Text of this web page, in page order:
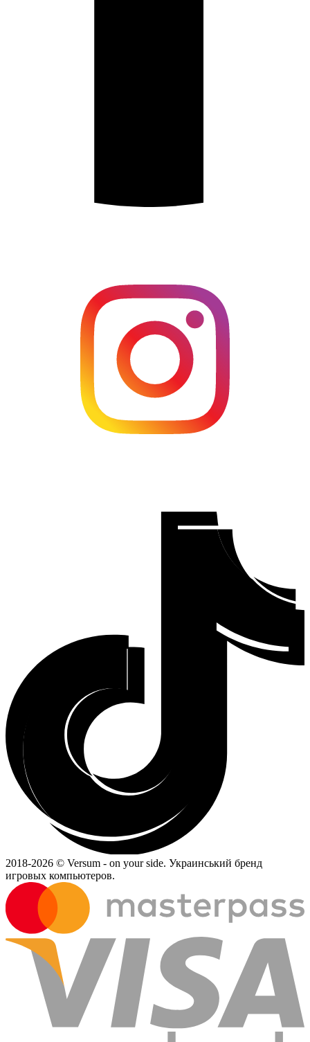
2018-2026 © Versum - on your side. Украинський бренд
игровых компьютеров.